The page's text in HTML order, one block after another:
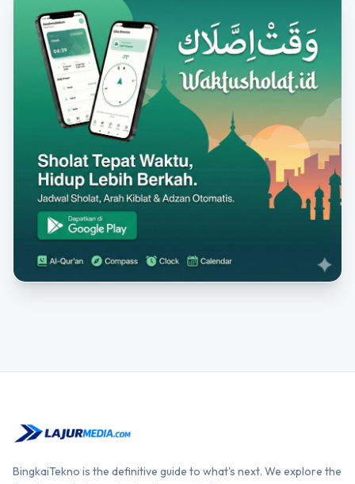
BingkaiTekno is the definitive guide to what's next. We explore the